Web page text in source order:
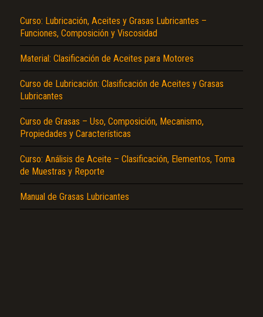
Curso: Lubricación, Aceites y Grasas Lubricantes –
Funciones, Composición y Viscosidad
Material: Clasificación de Aceites para Motores
Curso de Lubricación: Clasificación de Aceites y Grasas
Lubricantes
Curso de Grasas – Uso, Composición, Mecanismo,
Propiedades y Características
Curso: Análisis de Aceite – Clasificación, Elementos, Toma
de Muestras y Reporte
Manual de Grasas Lubricantes
El Título es incorrecto según el contenido.
Texto o Imagen de portada son erróneos.
Reportar otro tipo de error...